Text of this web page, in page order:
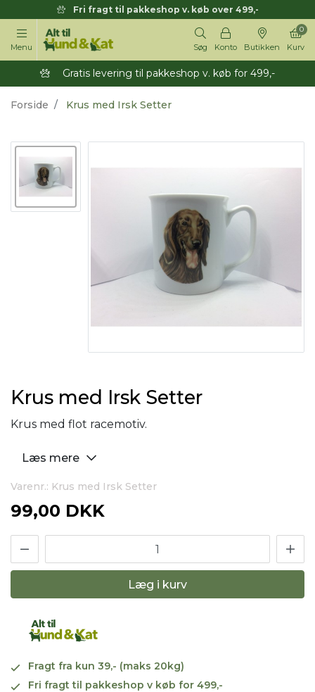
Fri fragt til pakkeshop v. køb over 499,-
Menu Søg Konto Butikken Kurv
0
Gratis levering til pakkeshop v. køb for 499,-
Forside Krus med Irsk Setter
Krus med Irsk Setter
Krus med flot racemotiv.
Læs mere
Varenr.: Krus med Irsk Setter
99,00 DKK
Læg i kurv
Fragt fra kun 39,- (maks 20kg)
Fri fragt til pakkeshop v køb for 499,-